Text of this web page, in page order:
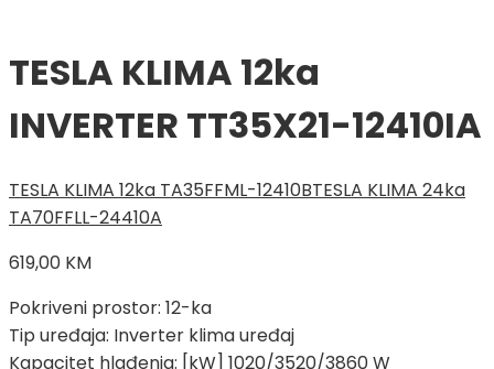
TESLA KLIMA 12ka
INVERTER TT35X21-12410IA
TESLA KLIMA 12ka TA35FFML-12410BTESLA KLIMA 24ka
TA70FFLL-24410A
619,00 KM
Pokriveni prostor: 12-ka
Tip uređaja: Inverter klima uređaj
Kapacitet hlađenja: [kW] 1020/3520/3860 W